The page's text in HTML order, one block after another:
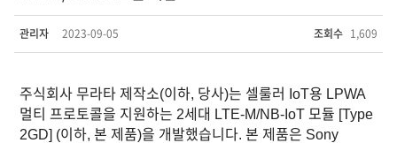
관리자 2023-09-05 조회수 1,609
주식회사 무라타 제작소(이하, 당사)는 셀룰러 IoT용 LPWA
멀티 프로토콜을 지원하는 2세대 LTE-M/NB-IoT 모듈 [Type
2GD] (이하, 본 제품)을 개발했습니다. 본 제품은 Sony